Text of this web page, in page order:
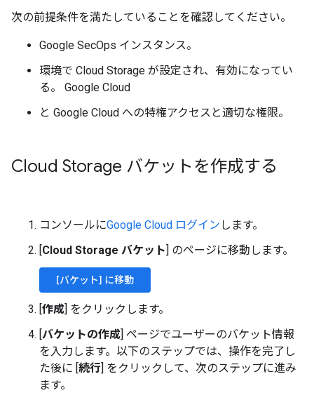
次の前提条件を満たしていることを確認してください。
Google SecOps インスタンス。
環境で Cloud Storage が設定され、有効になってい
る。 Google Cloud
と Google Cloud への特権アクセスと適切な権限。
Cloud Storage バケットを作成する
コンソールにGoogle Cloud ログイン します。
[Cloud Storage バケット] のページに移動します。
[バケット] に移動
[作成] をクリックします。
[バケットの作成] ページでユーザーのバケット情報
を入力します。以下のステップでは、操作を完了し
た後に [続行] をクリックして、次のステップに進み
ます。